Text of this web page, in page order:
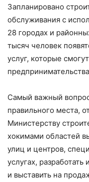
Запланировано
обслуживания с
28 городах и
тысяч человек
услуг, которые
Самый важный
правильного места,
Министерству
хокимами областей
улиц и центров,
услугах,
и выставить на